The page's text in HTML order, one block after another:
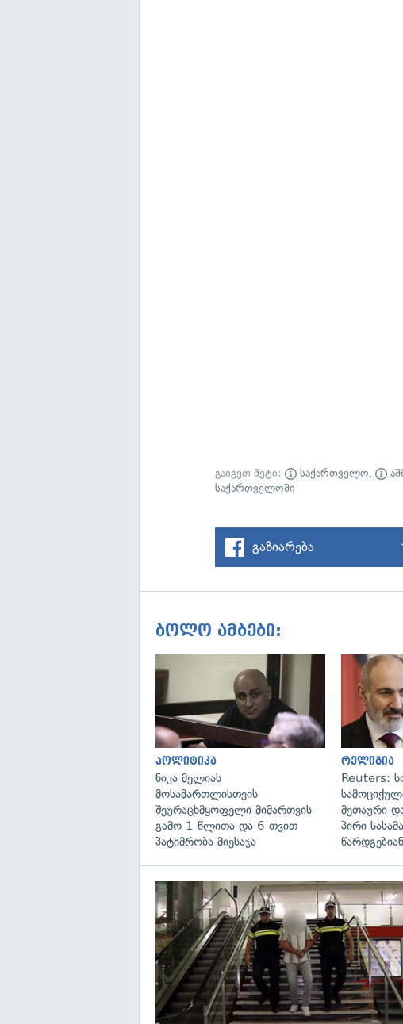
გაიგეთ მეტი: საქართველო,
საქართველოში
გაზიარება
ბოლო ამბები:
გადახედვა
პოლიტიკა
ნიკა მელიას
მოსამართლისთვის
შეურაცხმყოფელი მიმართვის
გამო 1 წლითა და 6 თვით
პატიმრობა მიესაჯა
რელიგია
Reuters:
მეთაური
პირი
წარდგებიან